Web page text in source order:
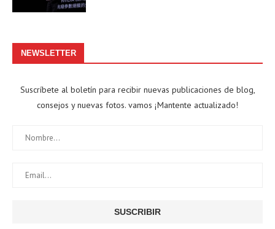
NEWSLETTER
Suscríbete al boletín para recibir nuevas publicaciones de blog,
consejos y nuevas fotos. vamos ¡Mantente actualizado!